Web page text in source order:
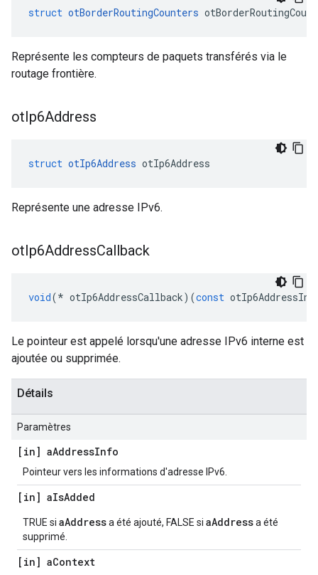
struct otBorderRoutingCounters
Représente les compteurs de paquets transférés via le
routage frontière.
otIp6Address
struct otIp6Address otIp6Address
Représente une adresse IPv6.
otIp6AddressCallback
void(* otIp6AddressCallback)(const
Le pointeur est appelé lorsqu'une adresse IPv6 interne est
ajoutée ou supprimée.
Détails
Paramètres
[in] aAddressInfo
Pointeur vers les informations d'adresse IPv6.
[in] aIsAdded
TRUE si aAddressa été ajouté, FALSE si aAddressa été
supprimé.
[in] aContext